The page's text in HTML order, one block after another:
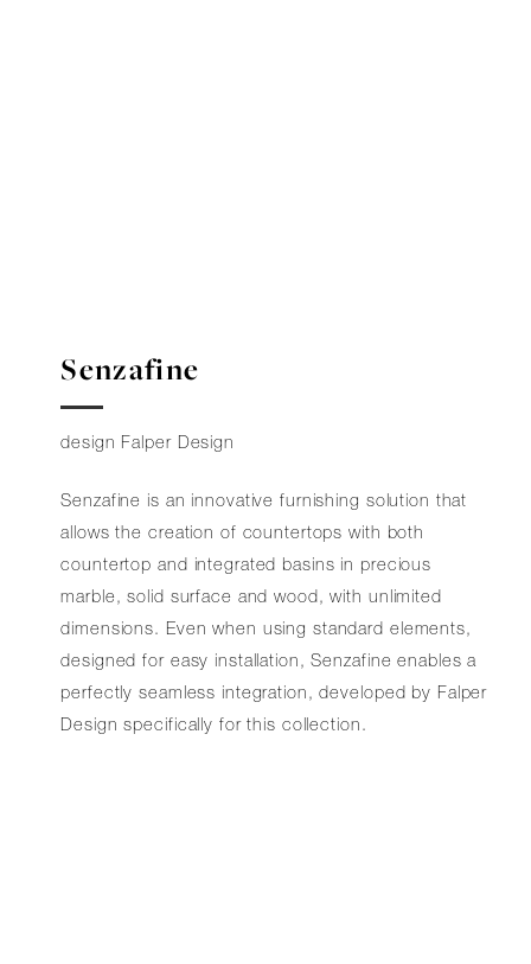
Senzafine
design Falper Design
Senzafine is an innovative furnishing solution that
allows the creation of countertops with both
countertop and integrated basins in precious
marble, solid surface and wood, with unlimited
dimensions. Even when using standard elements,
designed for easy installation, Senzafine enables a
perfectly seamless integration, developed by Falper
Design specifically for this collection.